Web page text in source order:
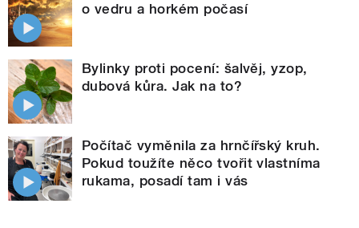
o vedru a horkém počasí
Bylinky proti pocení: šalvěj, yzop,
dubová kůra. Jak na to?
Počítač vyměnila za hrnčířský kruh.
Pokud toužíte něco tvořit vlastníma
rukama, posadí tam i vás